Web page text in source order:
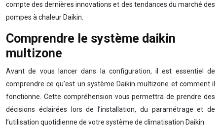
compte des dernières innovations et des tendances du marché des
pompes à chaleur Daikin.
Comprendre le système daikin
multizone
Avant de vous lancer dans la configuration, il est essentiel de
comprendre ce qu’est un système Daikin multizone et comment il
fonctionne. Cette compréhension vous permettra de prendre des
décisions éclairées lors de l’installation, du paramétrage et de
l’utilisation quotidienne de votre système de climatisation Daikin.